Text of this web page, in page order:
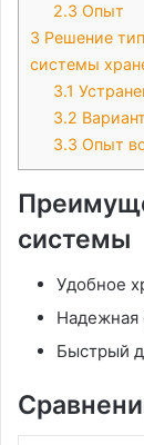
2.3 Опыт
3 Решение
системы
3.1
3.2
3.3 Опыт
системы
Удобное
Надежная
Быстрый